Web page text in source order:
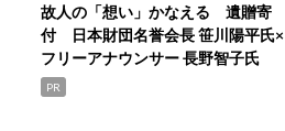
故人の「想い」かなえる 遺贈寄
付 日本財団名誉会長 笹川陽平氏×
フリーアナウンサー 長野智子氏
PR